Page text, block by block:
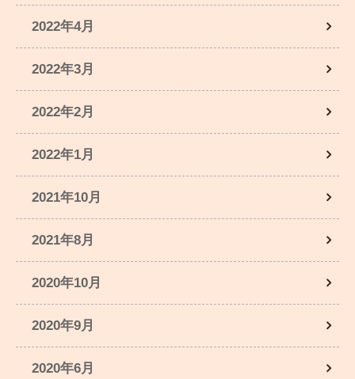
2022年4月
2022年3月
2022年2月
2022年1月
2021年10月
2021年8月
2020年10月
2020年9月
2020年6月